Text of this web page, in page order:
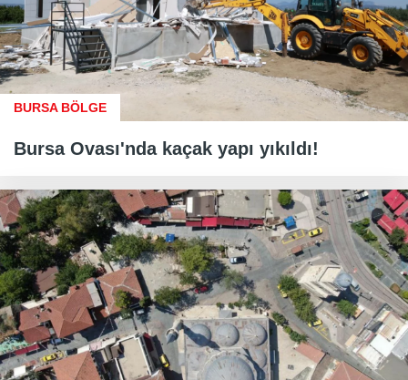
BURSA BÖLGE
Bursa Ovası'nda kaçak yapı yıkıldı!